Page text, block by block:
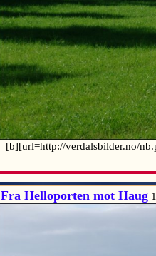
[b][url=http://verdalsbilder.no/
Fra Helloporten mot Haug